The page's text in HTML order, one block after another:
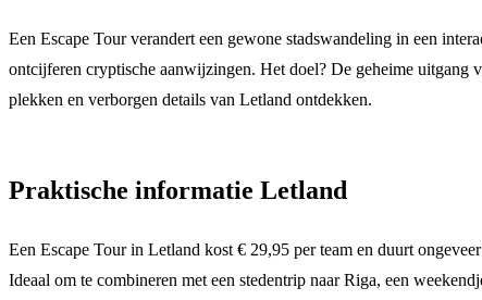
Een Escape Tour verandert een gewone stadswandeling in een
ontcijferen cryptische aanwijzingen. Het doel? De geheime uitgang
plekken en verborgen details van Letland ontdekken.
Praktische informatie Letland
Een Escape Tour in Letland kost € 29,95 per team en duurt
Ideaal om te combineren met een stedentrip naar Riga, een